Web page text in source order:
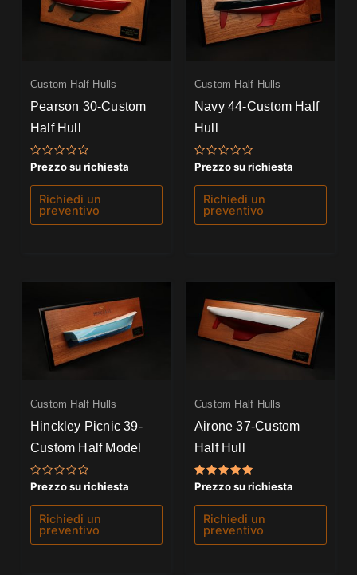
Custom Half Hulls
Pearson 30-Custom
Half Hull
Valutato
0
su
Prezzo su richiesta
Richiedi un
preventivo
Custom Half Hulls
Navy 44-Custom Half
Hull
Valutato
0
su
Prezzo su richiesta
Richiedi un
preventivo
Custom Half Hulls
Hinckley Picnic 39-
Custom Half Model
Valutato
su
Prezzo su richiesta
Richiedi un
preventivo
Custom Half Hulls
Airone 37-Custom
Half Hull
Valutato
su 5
Prezzo su richiesta
Richiedi un
preventivo